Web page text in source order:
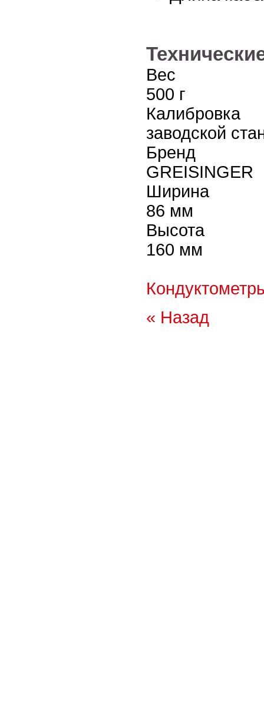
Вес
500 г
Калибровка
заводской
Бренд
GREISINGER
Ширина
86 мм
Высота
160 мм
« Назад